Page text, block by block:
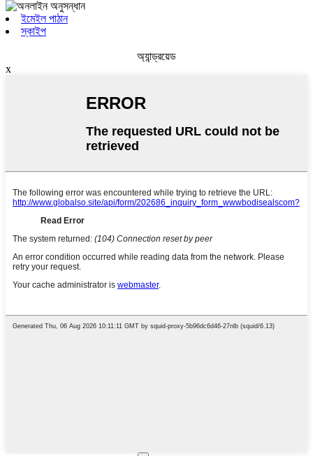
ইমেইল পাঠান
স্কাইপ
অ্যান্ড্রয়েড
x